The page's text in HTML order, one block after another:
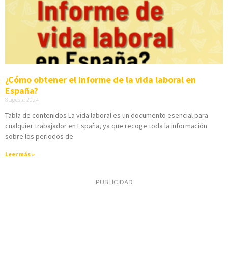
¿Cómo obtener el informe de la vida laboral en
España?
8 agosto 2024
Tabla de contenidos La vida laboral es un documento esencial para
cualquier trabajador en España, ya que recoge toda la información
sobre los periodos de
Leer más »
PUBLICIDAD